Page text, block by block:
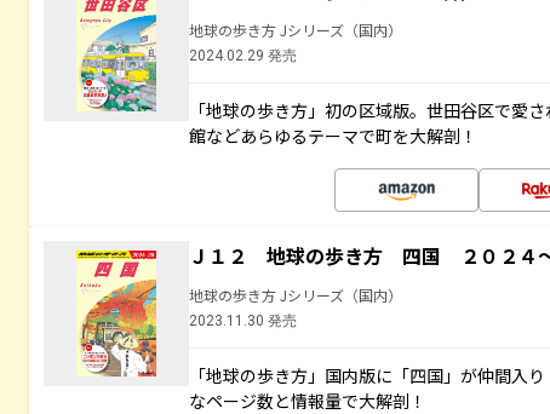
地球の歩き方 Jシリーズ（国内）
2024.02.29 発売
「地球の歩き方」初の区域版。世田谷区で愛
館などあらゆるテーマで町を大解剖！
Ｊ１２ 地球の歩き方 四国 ２０２４
地球の歩き方 Jシリーズ（国内）
2023.11.30 発売
「地球の歩き方」国内版に「四国」が仲間入
なページ数と情報量で大解剖！